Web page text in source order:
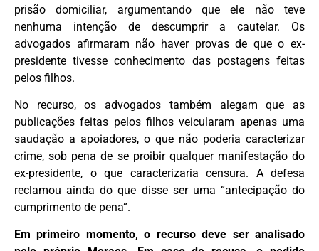
prisão domiciliar, argumentando que ele não teve
nenhuma intenção de descumprir a cautelar. Os
advogados afirmaram não haver provas de que o ex-
presidente tivesse conhecimento das postagens feitas
pelos filhos.
No recurso, os advogados também alegam que as
publicações feitas pelos filhos veicularam apenas uma
saudação a apoiadores, o que não poderia caracterizar
crime, sob pena de se proibir qualquer manifestação do
ex-presidente, o que caracterizaria censura. A defesa
reclamou ainda do que disse ser uma “antecipação do
cumprimento de pena”.
Em primeiro momento, o recurso deve ser analisado